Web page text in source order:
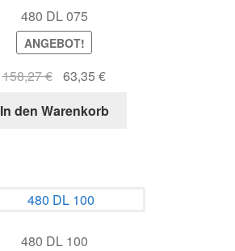
480 DL 075
ANGEBOT!
158,27€ Ursprünglicher
war:
63,35€Aktueller
ist:
In den Warenkorb
480 DL 100